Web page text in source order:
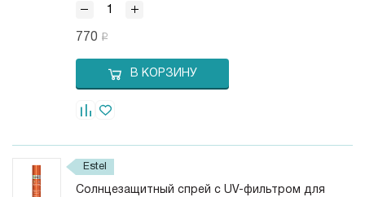
770
В КОРЗИНУ
Estel
Солнцезащитный спрей с UV-фильтром для